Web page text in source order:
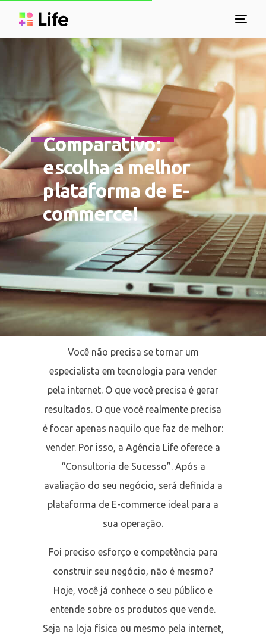
Comparativo:
escolha a melhor
plataforma de E-
commerce!
Você não precisa se tornar um
especialista em tecnologia para vender
pela internet. O que você precisa é gerar
resultados. O que você realmente precisa
é focar apenas naquilo que faz de melhor:
vender. Por isso, a Agência Life oferece a
“Consultoria de Sucesso”. Após a
avaliação do seu negócio, será definida a
plataforma de E-commerce ideal para a
sua operação.
Foi preciso esforço e competência para
construir seu negócio, não é mesmo?
Hoje, você já conhece o seu público e
entende sobre os produtos que vende.
Seja na loja física ou mesmo pela internet,